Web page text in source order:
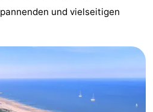
und vielseitigen